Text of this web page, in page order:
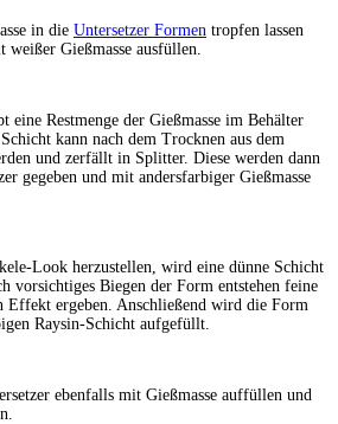
in die Untersetzer Formen tropfen lassen
Gießmasse ausfüllen.
eine Restmenge der Gießmasse im Behälter
kann nach dem Trocknen aus dem
und zerfällt in Splitter. Diese werden dann
gegeben und mit andersfarbiger Gießmasse
Look herzustellen, wird eine dünne Schicht
vorsichtiges Biegen der Form entstehen feine
Effekt ergeben. Anschließend wird die Form
Raysin-Schicht aufgefüllt.
ebenfalls mit Gießmasse auffüllen und